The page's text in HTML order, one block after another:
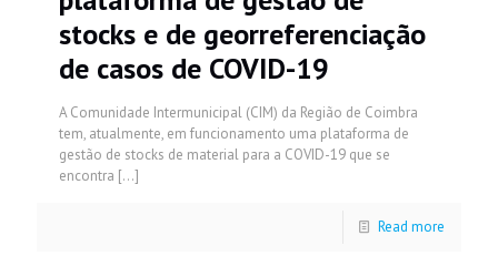
stocks e de georreferenciação
de casos de COVID-19
A Comunidade Intermunicipal (CIM) da Região de Coimbra
tem, atualmente, em funcionamento uma plataforma de
gestão de stocks de material para a COVID-19 que se
encontra […]
Read more